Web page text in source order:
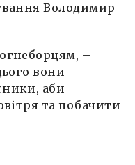
Володимир
–
вони
аби
та побачити